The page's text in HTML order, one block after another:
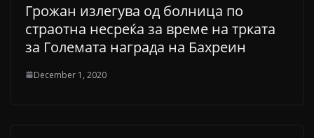
Грожан излегува од болница по
страотна несреќа за време на трката
за Големата награда на Бахреин
December 1, 2020